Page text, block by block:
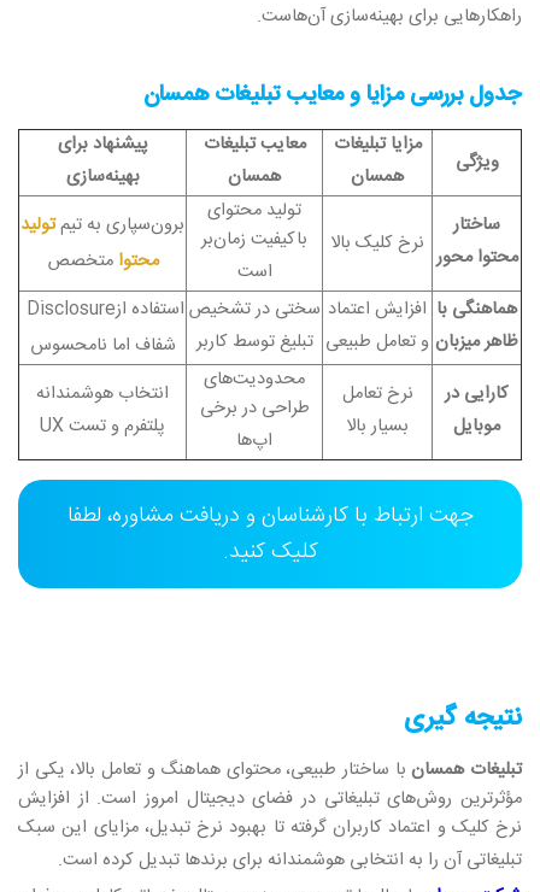
راهکارهایی برای بهینه‌سازی آن‌هاست.
جدول بررسی مزایا و معایب تبلیغات همسان
ویژگی
مزایا تبلیغات
همسان
معایب تبلیغات
همسان
پیشنهاد برای
بهینه‌سازی
ساختار
محتوا محور نرخ کلیک بالا
تولید محتوای
باکیفیت زمان‌بر
است
برون‌سپاری به تیمتولید
محتوا متخصص
هماهنگی با
ظاهر میزبان
افزایش اعتماد
و تعامل طبیعی
سختی در تشخیص
تبلیغ توسط کاربر
استفاده ازDisclosure
شفاف اما نامحسوس
کارایی در
موبایل
نرخ تعامل
بسیار بالا
محدودیت‌های
طراحی در برخی
اپ‌ها
انتخاب هوشمندانه
پلتفرم و تست UX
جهت ارتباط با کارشناسان و دریافت مشاوره، لطفا
کلیک کنید.
نتیجه گیری
تبلیغات همسانبا ساختار طبیعی، محتوای هماهنگ و تعامل بالا، یکی از
مؤثرترین روش‌های تبلیغاتی در فضای دیجیتال امروز است. از افزایش
نرخ کلیک و اعتماد کاربران گرفته تا بهبود نرخ تبدیل، مزایای این سبک
تبلیغاتی آن را به انتخابی هوشمندانه برای برندها تبدیل کرده است.